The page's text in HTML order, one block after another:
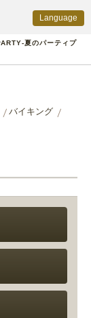
Language
夏のパーティプ
バイキング